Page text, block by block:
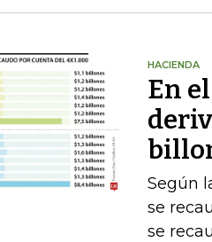
HACIENDA
En
Según
se
se